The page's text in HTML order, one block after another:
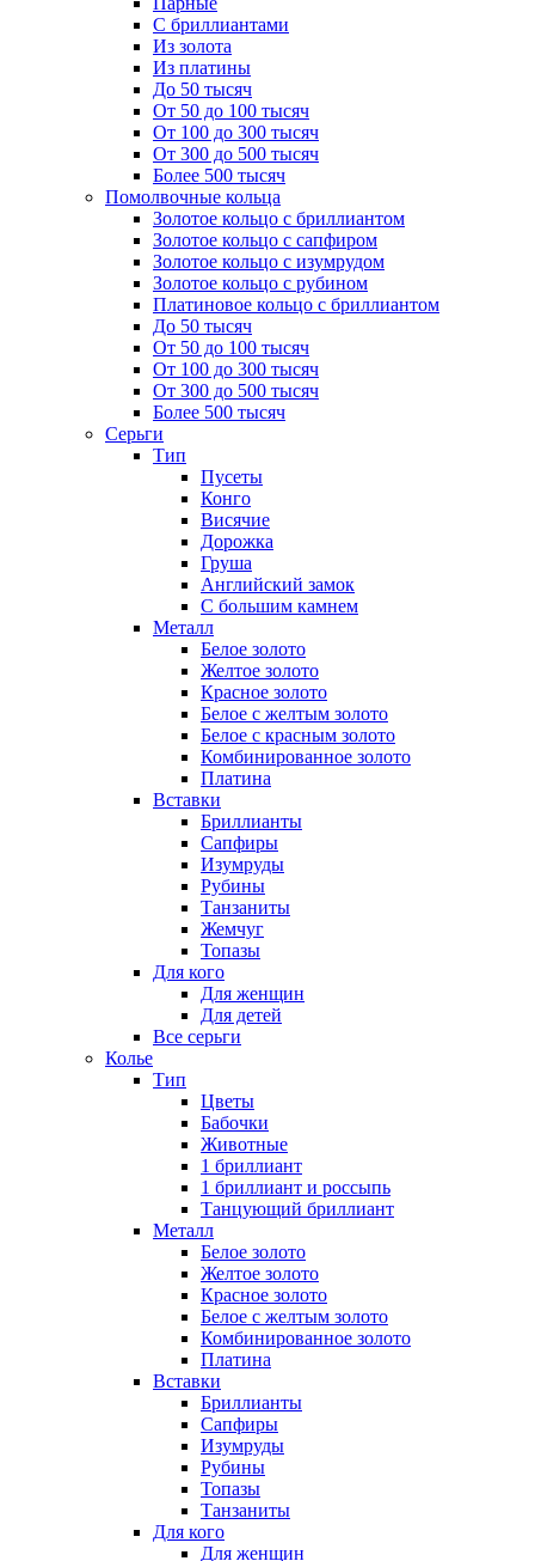
С бриллиантами
Из золота
Из платины
До 50 тысяч
От 50 до 100 тысяч
От 100 до 300 тысяч
От 300 до 500 тысяч
Более 500 тысяч
Помолвочные кольца
Золотое кольцо с бриллиантом
Золотое кольцо с сапфиром
Золотое кольцо с изумрудом
Золотое кольцо с рубином
Платиновое кольцо с бриллиантом
До 50 тысяч
От 50 до 100 тысяч
От 100 до 300 тысяч
От 300 до 500 тысяч
Более 500 тысяч
Серьги
Тип
Пусеты
Конго
Висячие
Дорожка
Груша
Английский замок
С большим камнем
Металл
Белое золото
Желтое золото
Красное золото
Белое с желтым золото
Белое с красным золото
Комбинированное золото
Платина
Вставки
Бриллианты
Сапфиры
Изумруды
Рубины
Танзаниты
Жемчуг
Топазы
Для кого
Для женщин
Для детей
Все серьги
Колье
Тип
Цветы
Бабочки
Животные
1 бриллиант
1 бриллиант и россыпь
Танцующий бриллиант
Металл
Белое золото
Желтое золото
Красное золото
Белое с желтым золото
Комбинированное золото
Платина
Вставки
Бриллианты
Сапфиры
Изумруды
Рубины
Топазы
Танзаниты
Для кого
Для женщин